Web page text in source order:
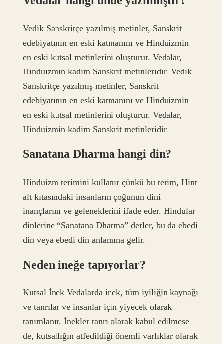
Vedik Sanskritçe yazılmış metinler, Sanskrit
edebiyatının en eski katmanını ve Hinduizmin
en eski kutsal metinlerini oluşturur. Vedalar,
Hinduizmin kadim Sanskrit metinleridir. Vedik
Sanskritçe yazılmış metinler, Sanskrit
edebiyatının en eski katmanını ve Hinduizmin
en eski kutsal metinlerini oluşturur. Vedalar,
Hinduizmin kadim Sanskrit metinleridir.
Sanatana Dharma hangi din?
Hinduizm terimini kullanır çünkü bu terim, Hint
alt kıtasındaki insanların çoğunun dini
inançlarını ve geleneklerini ifade eder. Hindular
dinlerine “Sanatana Dharma” derler, bu da ebedi
din veya ebedi din anlamına gelir.
Neden ineğe tapıyorlar?
Kutsal İnek Vedalarda inek, tüm iyiliğin kaynağı
ve tanrılar ve insanlar için yiyecek olarak
tanımlanır. İnekler tanrı olarak kabul edilmese
de, kutsallığın atfedildiği önemli varlıklar olarak